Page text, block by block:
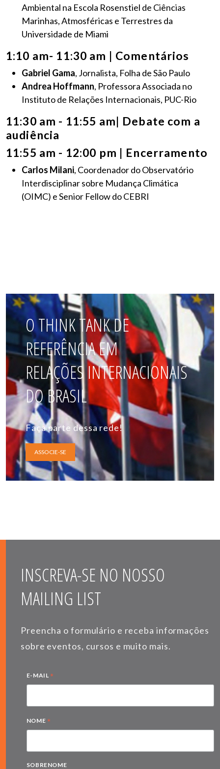
Ambiental na Escola Rosenstiel de Ciências
Marinhas, Atmosféricas e Terrestres da
Universidade de Miami
1:10 am- 11:30 am | Comentários
Gabriel Gama, Jornalista, Folha de São Paulo
Andrea Hoffmann, Professora Associada no
Instituto de Relações Internacionais, PUC-Rio
11:30 am - 11:55 am| Debate com a
audiência
11:55 am - 12:00 pm | Encerramento
Carlos Milani, Coordenador do Observatório
Interdisciplinar sobre Mudança Climática
(OIMC) e Senior Fellow do CEBRI
O THINK TANK DE
REFERÊNCIA EM
RELAÇÕES INTERNACIONAIS
DO BRASIL
Faça parte dessa rede!
ASSOCIE-SE
INSCREVA-SE NO NOSSO
MAILING LIST
Preencha o formulário e receba informações
sobre eventos, cursos e muito mais.
E-MAIL *
NOME *
SOBRENOME